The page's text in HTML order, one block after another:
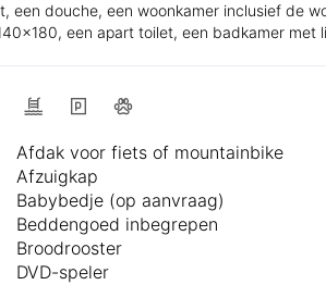
een douche, een woonkamer inclusief de
een apart toilet, een badkamer
Afdak voor fiets of mountainbike
Afzuigkap
Babybedje (op aanvraag)
Beddengoed inbegrepen
Broodrooster
DVD-speler